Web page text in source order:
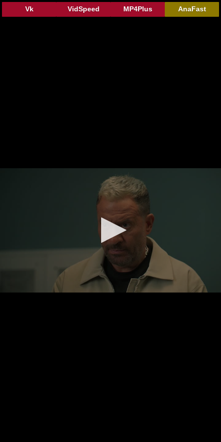
AnaFast
MP4Plus
VidSpeed
Vk